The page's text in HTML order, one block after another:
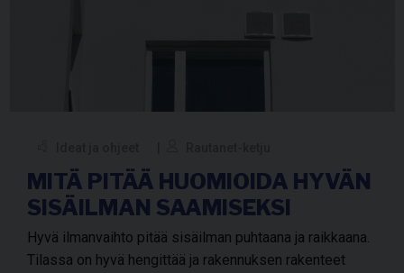
MITÄ PITÄÄ HUOMIOIDA HYVÄN
SISÄILMAN SAAMISEKSI
Hyvä ilmanvaihto pitää sisäilman puhtaana ja raikkaana.
Tilassa on hyvä hengittää ja rakennuksen rakenteet